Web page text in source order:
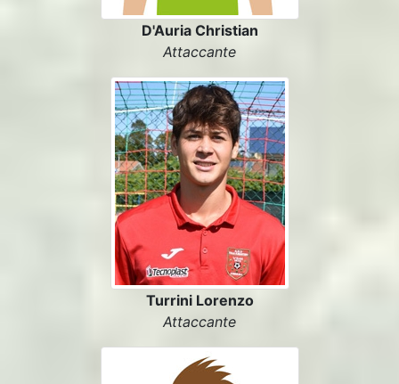
D'Auria Christian
Attaccante
Turrini Lorenzo
Attaccante